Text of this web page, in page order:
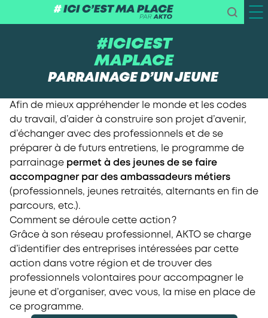
#ICICEST
MAPLACE
PARRAINAGE D’UN JEUNE
Afin de mieux appréhender le monde et les codes
du travail, d’aider à construire son projet d’avenir,
d’échanger avec des professionnels et de se
préparer à de futurs entretiens, le programme de
parrainage permet à des jeunes de se faire
accompagner par des ambassadeurs métiers
(professionnels, jeunes retraités, alternants en fin de
parcours, etc.).
Comment se déroule cette action ?
Grâce à son réseau professionnel, AKTO se charge
d’identifier des entreprises intéressées par cette
action dans votre région et de trouver des
professionnels volontaires pour accompagner le
jeune et d’organiser, avec vous, la mise en place de
ce programme.